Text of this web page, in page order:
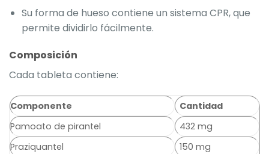
Su forma de hueso contiene un sistema CPR, que
permite dividirlo fácilmente.
Composición
Cada tableta contiene:
Componente
Cantidad
Pamoato de pirantel
432 mg
Praziquantel
150 mg